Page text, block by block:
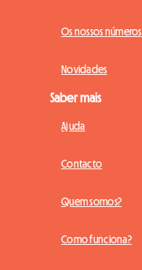
Os nossos números
Novidades
Saber mais
Ajuda
Contacto
Quem somos?
Como funciona?